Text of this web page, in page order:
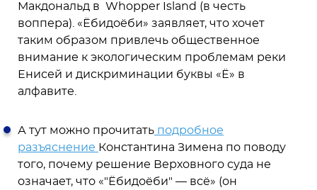
Макдональд в Whopper Island (в честь
воппера). «Ёбидоёби» заявляет, что хочет
таким образом привлечь общественное
внимание к экологическим проблемам реки
Енисей и дискриминации буквы «Ё» в
алфавите.
А тут можно прочитать подробное
разъяснение Константина Зимена по поводу
того, почему решение Верховного суда не
означает, что «"Ёбидоёби" — всё» (он